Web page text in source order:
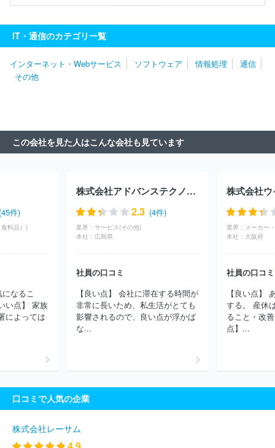
鉄日立システムソリューションズ株式会社
株式会社日立ソリューシ
ョンズ
ＮＥＣフィールディング株式会社
ジネスプロセスデザイン株式会社
伊藤忠テクノソリューションズ株
式会社
社フォーカスシステムズ
株式会社マーブル
株式会社ＪＳＯＬ
株式会社ＢＲＥＸＡ Ｔｅｃｈｎｏｌｏｇｙ
株式会社エル・ティー・エス
アイエックス・ナレッジ株式会社
日本タタ・コンサルタンシー・サービシズ株式会社
日本IBM株式会社
株式会社構造計画研究所
株式会社ＣＩＪ
ニッセイ情報テクノロジー株式会社
株式会社ニッセイコム
株式会社カヤック
ＢＩＰＲＯＧＹ株式会社
ＪＡＬデジタル株式
ーシー
株式会社あとらす二十一
三菱電機ソフトウエア株式会社
ＮＴＴインテグレーション株式会社
ＳＣＳＫ株式会社
株式会社
クレスコ
ＮＳＷ株式会社 兼松エレクトロニクス株式会社
ＳＣ
ーブシステム
ＡＪＳ株式会社
ステムズ株式会社
株式会社日立システムズ
第一ライフテクノク
ロス株式会社
株式会社ピーエスシー
立ソリューションズ・クリエイト
ト株式会社
株式会社日本総合研究所
IT・通信のカテゴリ一覧
インターネット・Webサービス ソフトウェア 情報処理
通信
その他
この会社を見た人はこんな会社も見ています
件)
料品）)
なるこ
い点】 家族
によっては
株式会社アドバンステクノロジー
2.3 (4件)
業界： サービス(その他)
本社： 広島県
社員の口コミ
【良い点】 会社に滞在する時間が
非常に長いため、私生活がとても
影響されるので、良い点が浮かば
な...
株式会社
業界：
本社： 大阪府
社員の口コミ
【良い点】
する。 産休
ること・改
点】...
口コミで人気の企業
株式会社レーサム